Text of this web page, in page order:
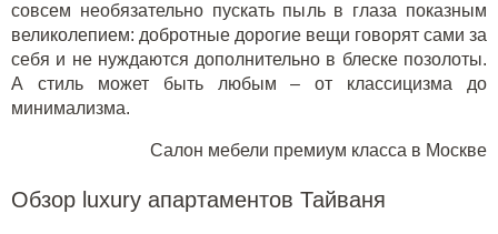
совсем необязательно пускать пыль в глаза показным
великолепием: добротные дорогие вещи говорят сами за
себя и не нуждаются дополнительно в блеске позолоты.
А стиль может быть любым – от классицизма до
минимализма.
Салон мебели премиум класса в Москве
Обзор luxury апартаментов Тайваня